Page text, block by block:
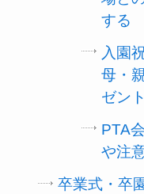
する
入園
母・
ゼント
PTA
や注
卒業式・卒